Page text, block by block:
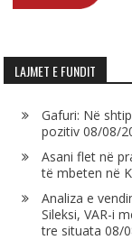
LAJMET E FUNDIT
Gafuri: Në
pozitiv 08/08/
Asani flet në
të mbeten në
Analiza e
Sileksi, VAR-i
tre situata 08/